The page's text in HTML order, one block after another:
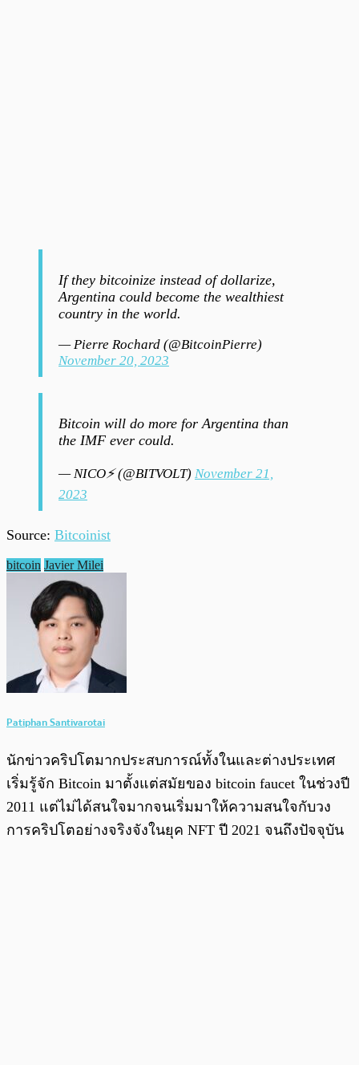
If they bitcoinize instead of dollarize,
Argentina could become the wealthiest
country in the world.
— Pierre Rochard (@BitcoinPierre)
November 20, 2023
Bitcoin will do more for Argentina than
the IMF ever could.
— NICO⚡️ (@BITVOLT) November 21,
2023
Source: Bitcoinist
bitcoin Javier Milei
Patiphan Santivarotai
นักข่าวคริปโตมากประสบการณ์ทั้งในและต่างประเทศ
เริ่มรู้จัก Bitcoin มาตั้งแต่สมัยของ bitcoin faucet ในช่วงปี
2011 แต่ไม่ได้สนใจมากจนเริ่มมาให้ความสนใจกับวง
การคริปโตอย่างจริงจังในยุค NFT ปี 2021 จนถึงปัจจุบัน